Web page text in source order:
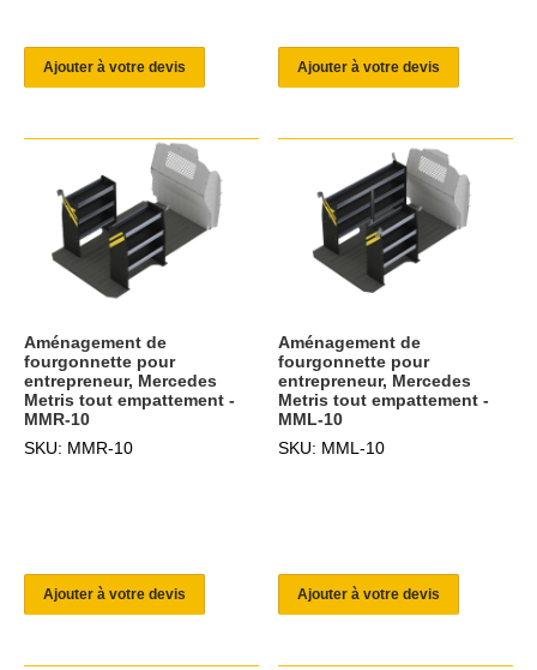
Ajouter à votre devis Ajouter à votre devis
Aménagement de
fourgonnette pour
entrepreneur, Mercedes
Metris tout empattement -
MMR-10
SKU: MMR-10
Ajouter à votre devis
Aménagement de
fourgonnette pour
entrepreneur, Mercedes
Metris tout empattement -
MML-10
SKU: MML-10
Ajouter à votre devis